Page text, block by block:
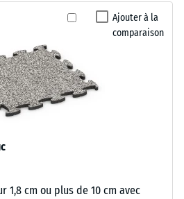
Ajouter à la
comparaison
1,8 cm ou plus de 10 cm avec